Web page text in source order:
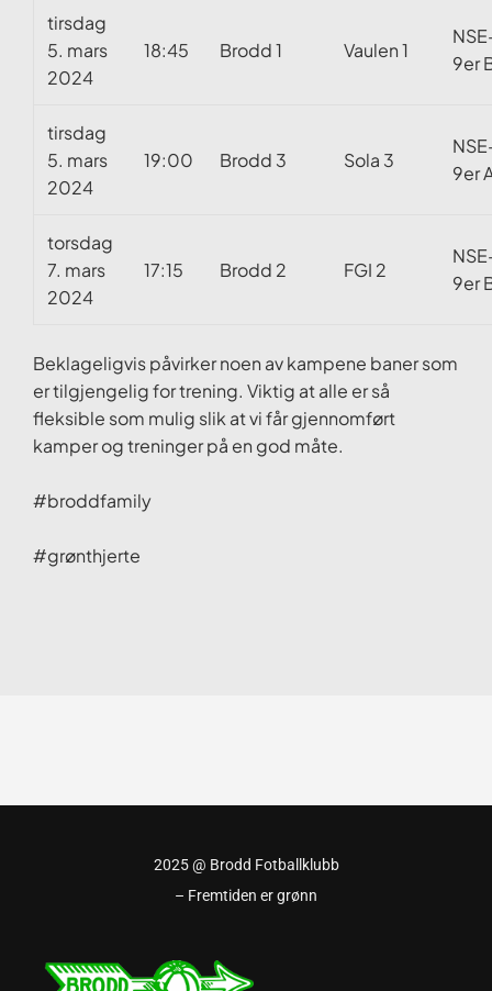
tirsdag
5. mars
2024
18:45 Brodd 1 Vaulen 1
9er
tirsdag
5. mars
2024
19:00 Brodd 3 Sola 3
9er
torsdag
7. mars
2024
17:15 Brodd 2 FGI 2
9er
Beklageligvis påvirker noen av kampene baner som
er tilgjengelig for trening. Viktig at alle er så
fleksible som mulig slik at vi får gjennomført
kamper og treninger på en god måte.
#broddfamily
#grønthjerte
2025 @ Brodd Fotballklubb
– Fremtiden er grønn